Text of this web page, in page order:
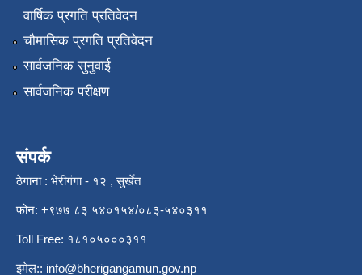
वार्षिक प्रगति प्रतिवेदन
चौमासिक प्रगति प्रतिवेदन
सार्वजनिक सुनुवाई
सार्वजनिक परीक्षण
संपर्क
ठेगाना : भेरीगंगा - १२ , सुर्खेत
फोन: +९७७ ८३ ५४०१५४/०८३-५४०३११
Toll Free: १८१०५०००३११
इमेल:: info@bherigangamun.gov.np